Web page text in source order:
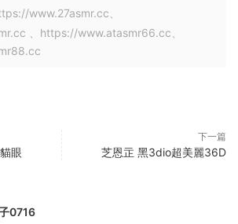
www.27asmr.cc、
、https://www.atasmr66.cc、
眼
下一篇
芝恩㱏 黑3dio超美麗36D
0716